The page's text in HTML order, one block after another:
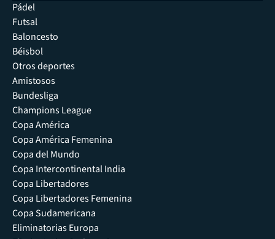
Pádel
Futsal
Baloncesto
Béisbol
Otros deportes
Amistosos
Bundesliga
Champions League
Copa América
Copa América Femenina
Copa del Mundo
Copa Intercontinental India
Copa Libertadores
Copa Libertadores Femenina
Copa Sudamericana
Eliminatorias Europa